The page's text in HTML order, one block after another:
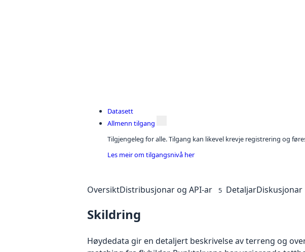
Datasett
Allmenn tilgang
Tilgjengeleg for alle. Tilgang kan likevel krevje registrering og
Les meir om tilgangsnivå her
OversiktDistribusjonar og API-ar 5 DetaljarDiskusjonar
Skildring
Høydedata gir en detaljert beskrivelse av terreng og